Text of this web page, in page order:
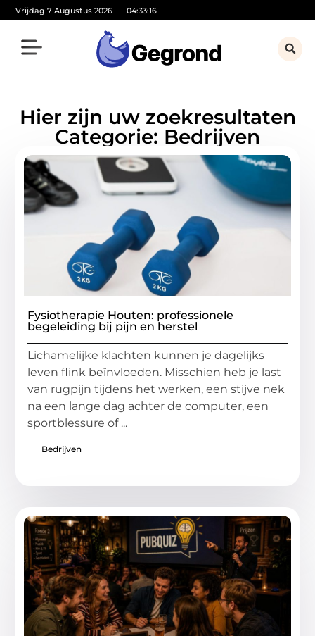
Vrijdag 7 Augustus 2026 04:33:18
Hier zijn uw zoekresultaten
Categorie: Bedrijven
Fysiotherapie Houten: professionele
begeleiding bij pijn en herstel
Lichamelijke klachten kunnen je dagelijks
leven flink beïnvloeden. Misschien heb je last
van rugpijn tijdens het werken, een stijve nek
na een lange dag achter de computer, een
sportblessure of ...
Bedrijven